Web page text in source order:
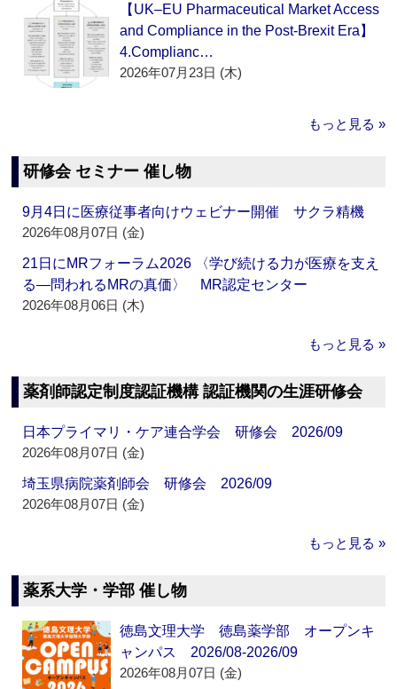
【UK–EU Pharmaceutical Market Access
and Compliance in the Post-Brexit Era】
4.Complianc…
2026年07月23日 (木)
もっと見る »
研修会 セミナー 催し物
9月4日に医療従事者向けウェビナー開催 サクラ精機
2026年08月07日 (金)
21日にMRフォーラム2026 〈学び続ける力が医療を支え
る―問われるMRの真価〉 MR認定センター
2026年08月06日 (木)
もっと見る »
薬剤師認定制度認証機構 認証機関の生涯研修会
日本プライマリ・ケア連合学会 研修会 2026/09
2026年08月07日 (金)
埼玉県病院薬剤師会 研修会 2026/09
2026年08月07日 (金)
もっと見る »
薬系大学・学部 催し物
徳島文理大学 徳島薬学部 オープンキ
ャンパス 2026/08-2026/09
2026年08月07日 (金)